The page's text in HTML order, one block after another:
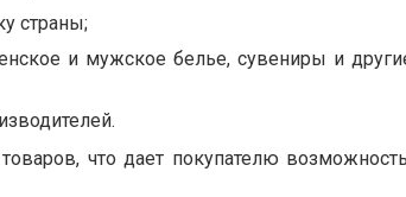
страны;
и мужское белье, сувениры и
что дает покупателю